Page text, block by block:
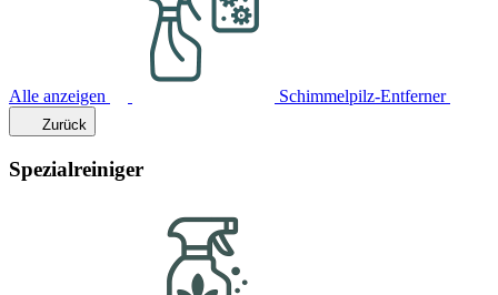
Alle anzeigen Schimmelpilz-Entferner
Zurück
Spezialreiniger